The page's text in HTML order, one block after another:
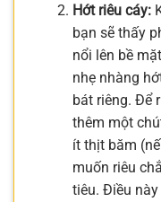
Hớt riêu cáy:
bạn sẽ thấy
nổi lên bề
nhẹ nhàng
bát riêng. Để
thêm một
ít thịt băm
muốn riêu
tiêu. Điều